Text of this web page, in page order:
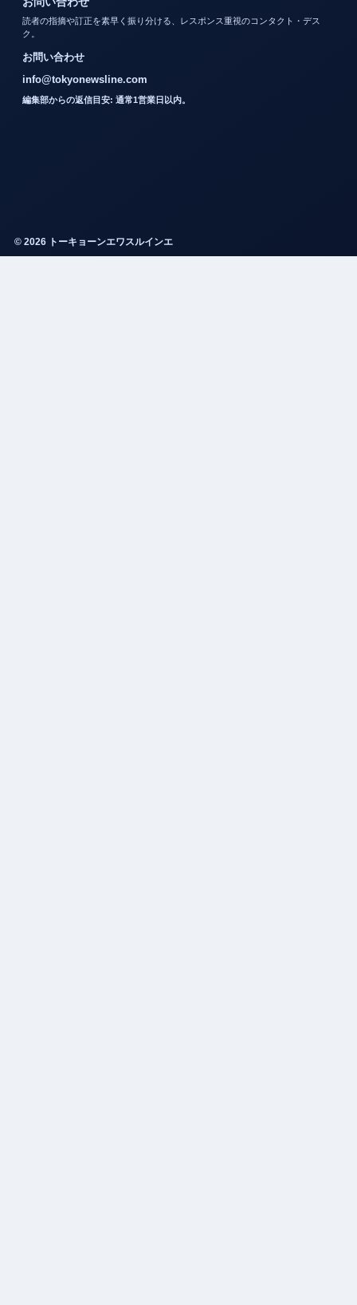
読者の指摘や訂正を素早く振り分ける、レスポンス重視のコンタクト・デス
ク。
お問い合わせ
info@tokyonewsline.com
編集部からの返信目安: 通常1営業日以内。
© 2026 トーキョーンエワスルインエ